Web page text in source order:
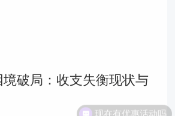
破局：收支失衡现状与
现在有优惠活动吗